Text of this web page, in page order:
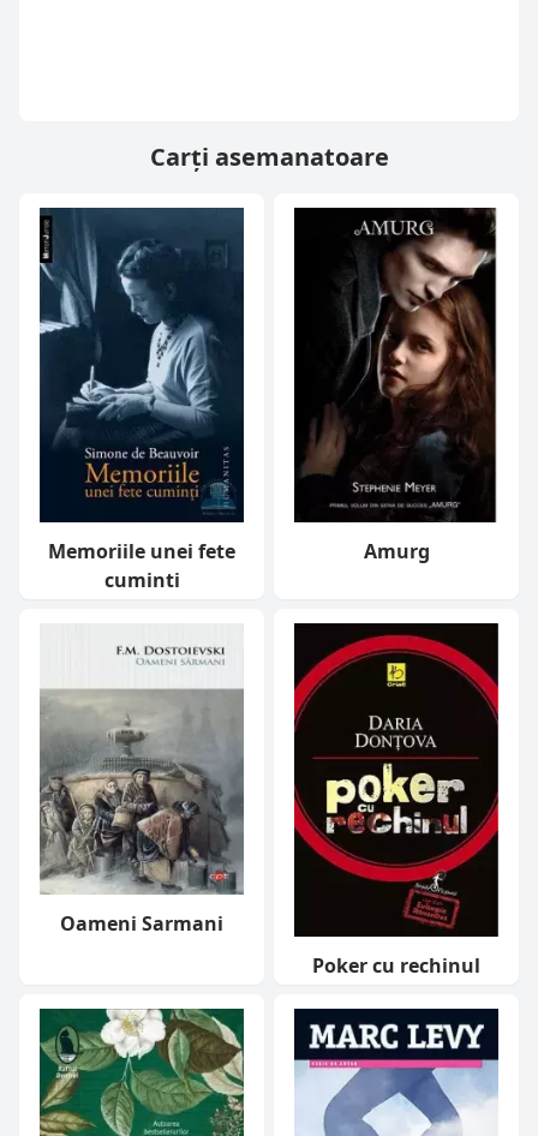
Carți asemanatoare
Memoriile unei fete
cuminti
Amurg
Oameni Sarmani
Poker cu rechinul